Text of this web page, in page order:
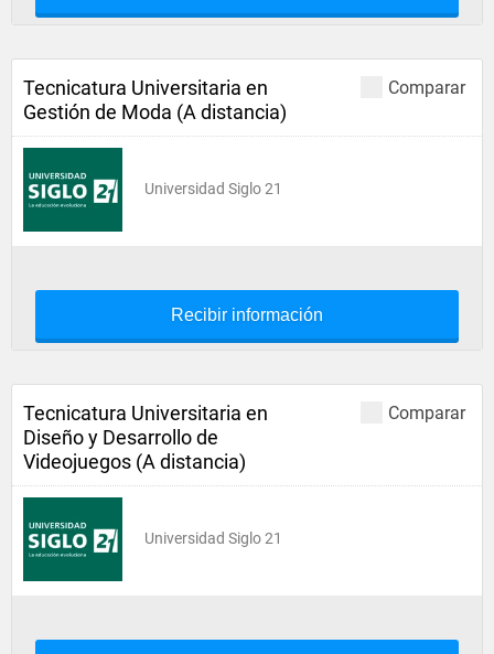
Comparar
Tecnicatura Universitaria en
Gestión de Moda (A distancia)
Universidad Siglo 21
Recibir información
Comparar
Tecnicatura Universitaria en
Diseño y Desarrollo de
Videojuegos (A distancia)
Universidad Siglo 21